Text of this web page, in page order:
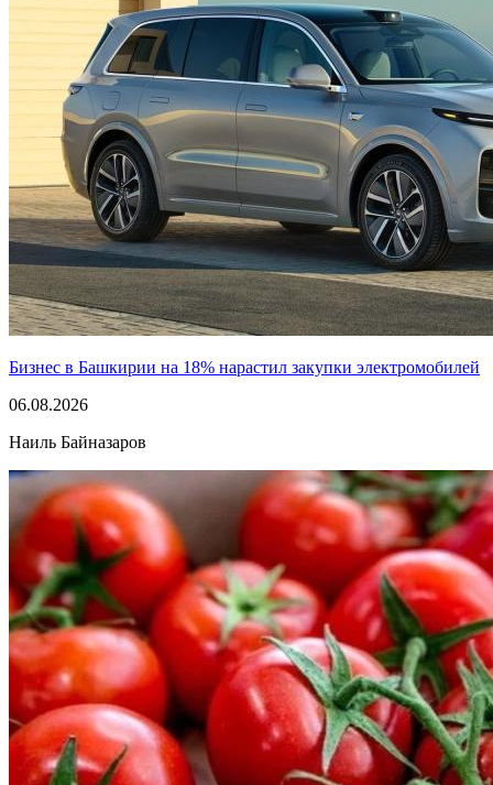
Бизнес в Башкирии на 18% нарастил закупки электромобилей
06.08.2026
Наиль Байназаров